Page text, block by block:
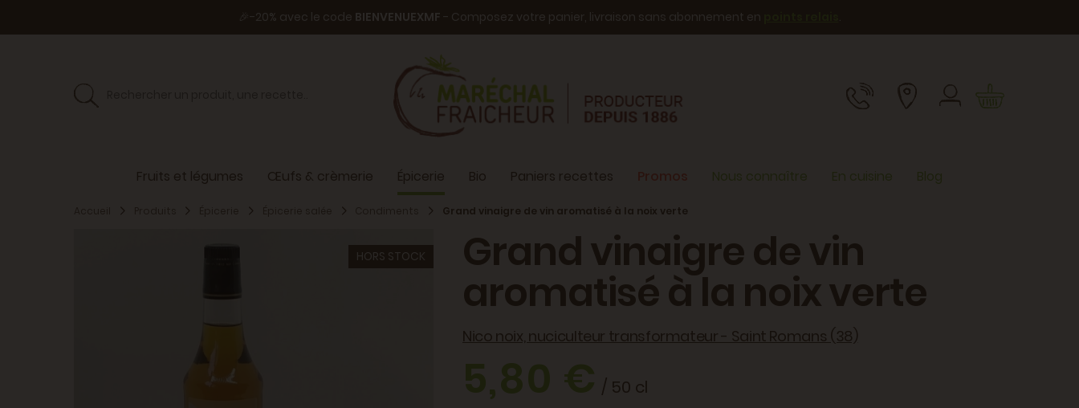
🎉-20% avec le code BIENVENUEXMF - Composez votre panier, livraison sans abonnement en .
Fruits et légumes Œufs & crèmerie Épicerie Bio Paniers recettes Nous connaître En cuisine Blog
Grand vinaigre de vin aromatisé à la noix verte
HORS STOCK Grand vinaigre de vin
aromatisé à la noix verte
Nico noix, nuciculteur transformateur - Saint Romans (38)
5,80 €/ 50 cl